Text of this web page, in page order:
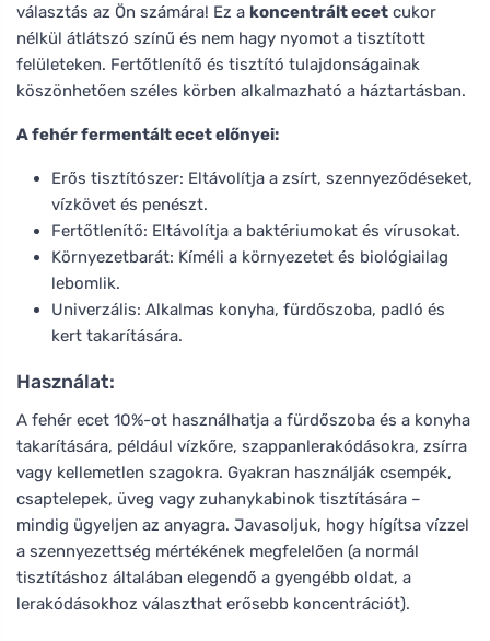
választás az Ön számára! Ez a koncentrált ecet cukor
nélkül átlátszó színű és nem hagy nyomot a tisztított
felületeken. Fertőtlenítő és tisztító tulajdonságainak
köszönhetően széles körben alkalmazható a háztartásban.
A fehér fermentált ecet előnyei:
Erős tisztítószer: Eltávolítja a zsírt, szennyeződéseket,
vízkövet és penészt.
Fertőtlenítő: Eltávolítja a baktériumokat és vírusokat.
Környezetbarát: Kíméli a környezetet és biológiailag
lebomlik.
Univerzális: Alkalmas konyha, fürdőszoba, padló és
kert takarítására.
Használat:
A fehér ecet 10%-ot használhatja a fürdőszoba és a konyha
takarítására, például vízkőre, szappanlerakódásokra, zsírra
vagy kellemetlen szagokra. Gyakran használják csempék,
csaptelepek, üveg vagy zuhanykabinok tisztítására –
mindig ügyeljen az anyagra. Javasoljuk, hogy hígítsa vízzel
a szennyezettség mértékének megfelelően (a normál
tisztításhoz általában elegendő a gyengébb oldat, a
lerakódásokhoz választhat erősebb koncentrációt).